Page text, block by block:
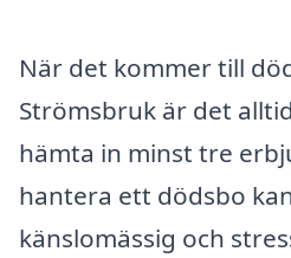
När det kommer till
Strömsbruk är det
hämta in minst tre
hantera ett dödsbo
känslomässig och